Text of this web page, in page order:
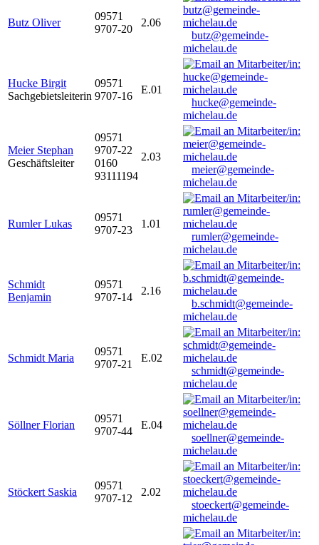
Butz Oliver
09571
9707-20
2.06
butz@gemeinde-
michelau.de
Hucke Birgit
Sachgebietsleiterin
09571
9707-16
E.01
hucke@gemeinde-
michelau.de
Meier Stephan
Geschäftsleiter
09571
9707-22
0160
93111194
2.03
meier@gemeinde-
michelau.de
Rumler Lukas
09571
9707-23
1.01
rumler@gemeinde-
michelau.de
Schmidt
Benjamin
09571
9707-14
2.16
b.schmidt@gemeinde-
michelau.de
Schmidt Maria
09571
9707-21
E.02
schmidt@gemeinde-
michelau.de
Söllner Florian
09571
9707-44
E.04
soellner@gemeinde-
michelau.de
Stöckert Saskia
09571
9707-12
2.02
stoeckert@gemeinde-
michelau.de